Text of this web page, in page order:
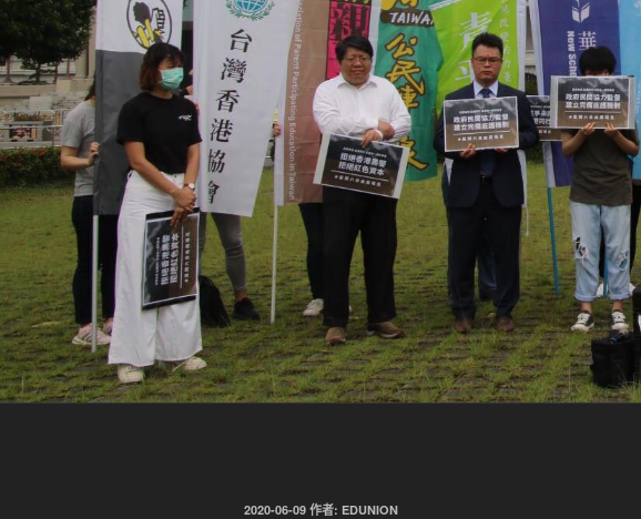
發
2020-06-09 作者: EDUNION